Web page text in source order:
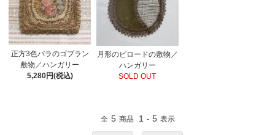
正方3色バラのゴブラン
敷物／ハンガリー
5,280円(税込)
月形のビロードの敷物／
ハンガリー
SOLD OUT
全 5 商品 1 - 5 表示